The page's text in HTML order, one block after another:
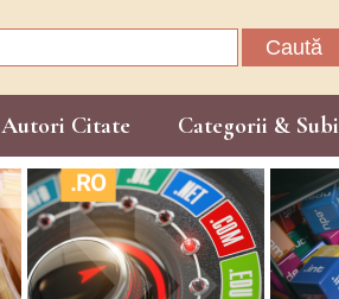
Autori Citate Categorii &